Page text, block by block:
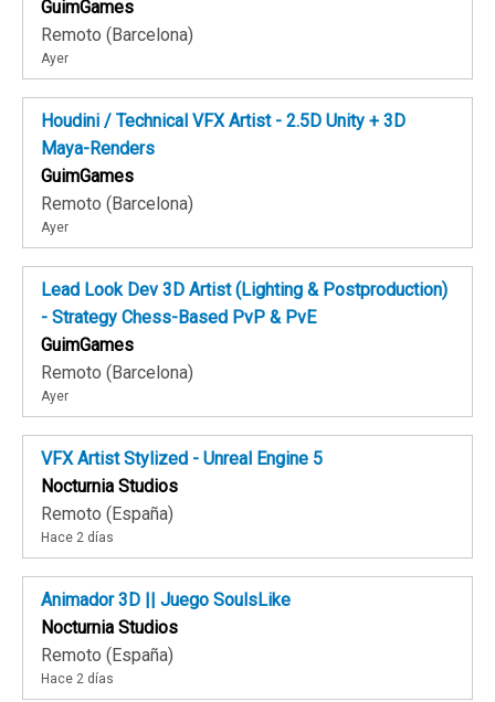
GuimGames
Remoto (Barcelona)
Ayer
Houdini / Technical VFX Artist - 2.5D Unity + 3D
Maya-Renders
GuimGames
Remoto (Barcelona)
Ayer
Lead Look Dev 3D Artist (Lighting & Postproduction)
- Strategy Chess-Based PvP & PvE
GuimGames
Remoto (Barcelona)
Ayer
VFX Artist Stylized - Unreal Engine 5
Nocturnia Studios
Remoto (España)
Hace 2 días
Animador 3D || Juego SoulsLike
Nocturnia Studios
Remoto (España)
Hace 2 días